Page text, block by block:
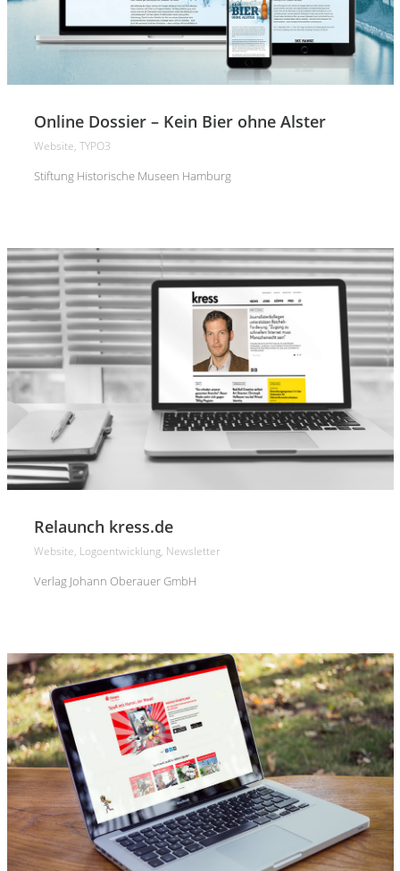
Online Dossier – Kein Bier ohne Alster
Website, TYPO3
Stiftung Historische Museen Hamburg
Relaunch kress.de
Website, Logoentwicklung, Newsletter
Verlag Johann Oberauer GmbH